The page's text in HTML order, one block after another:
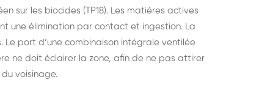
sur les biocides (TP18). Les matières actives
une élimination par contact et ingestion. La
Le port d’une combinaison intégrale ventilée
ne doit éclairer la zone, afin de ne pas attirer
voisinage.